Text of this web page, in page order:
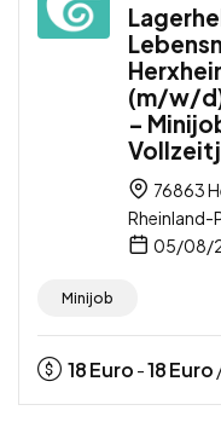
(m/w/
–
76863
Rheinland-
05/08/
Minijob
18Euro -18Euro